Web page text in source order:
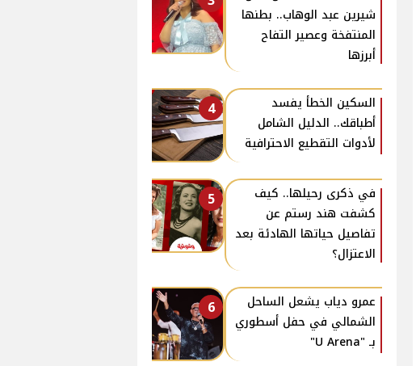
شيرين عبد الوهاب.. بطنها
المنتفخة وعصير التفاح
أبرزها
4
السكين الخطأ يفسد
أطباقك.. الدليل الشامل
لأدوات التقطيع الاحترافية
5
في ذكرى رحيلها.. كيف
كشفت هند رستم عن
تفاصيل حياتها الهادئة بعد
الاعتزال؟
6
عمرو دياب يشعل الساحل
الشمالي في حفل أسطوري
بـ "U Arena"